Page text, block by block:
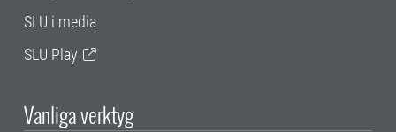
SLU i media
SLU Play
Vanliga verktyg